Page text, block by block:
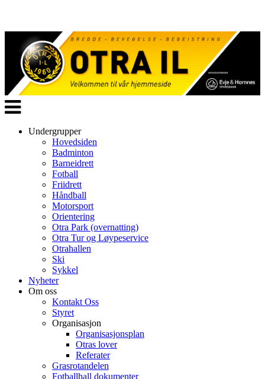
Veksle
navigasjon
Undergrupper
Hovedsiden
Badminton
Barneidrett
Fotball
Friidrett
Håndball
Motorsport
Orientering
Otra Park (overnatting)
Otra Tur og Løypeservice
Otrahallen
Ski
Sykkel
Nyheter
Om oss
Kontakt Oss
Styret
Organisasjon
Organisasjonsplan
Otras lover
Referater
Grasrotandelen
Fotballhall dokumenter